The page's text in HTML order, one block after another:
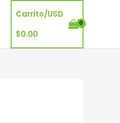
Carrito/USD
$0.00